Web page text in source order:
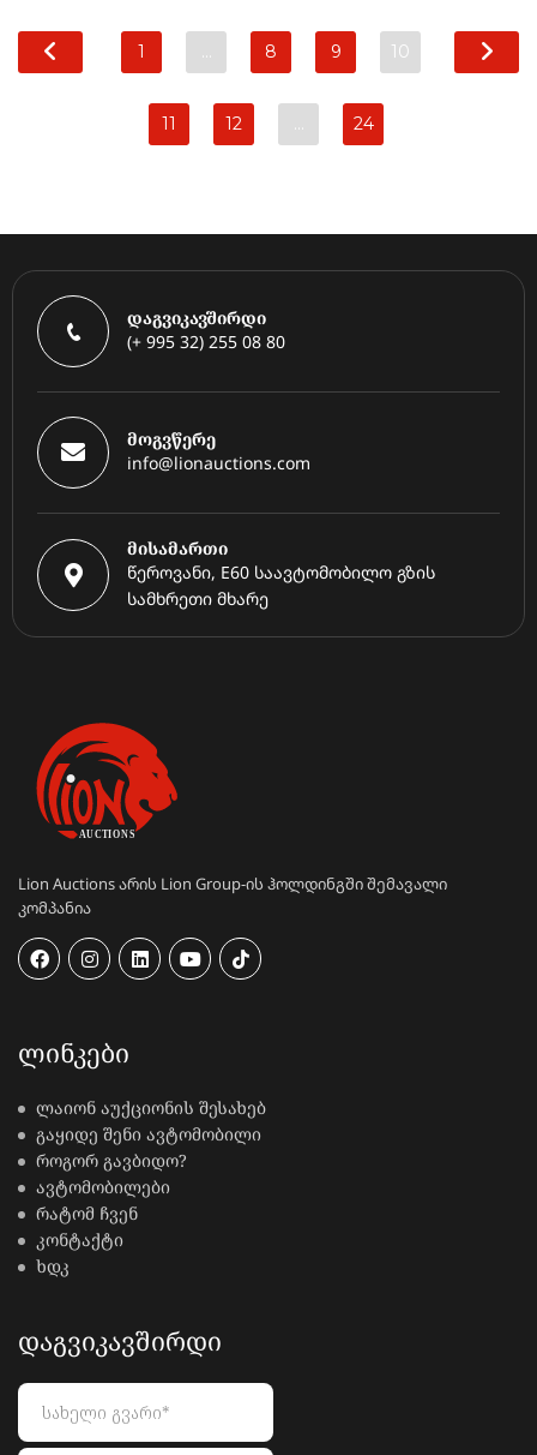
1 … 8 9 10
11 12 … 24
დაგვიკავშირდი
(+ 995 32) 255 08 80
მოგვწერე
info@lionauctions.com
მისამართი
წეროვანი, E60 საავტომობილო გზის
სამხრეთი მხარე
Lion Auctions არის Lion Group-ის ჰოლდინგში შემავალი
კომპანია
ᲚᲘᲜᲙᲔᲑᲘ
ლაიონ აუქციონის შესახებ
გაყიდე შენი ავტომობილი
როგორ გავბიდო?
ავტომობილები
რატომ ჩვენ
კონტაქტი
ხდკ
ᲓᲐᲒᲕᲘᲙᲐᲕᲨᲘᲠᲓᲘ